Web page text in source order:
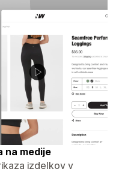
na medije
izdelkov v